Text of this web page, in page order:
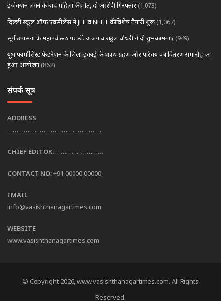
इंजेक्शन लगने के बाद महिला की मौत, दो आरोपी गिरफ्तार (1,073)
दिल्ली स्कूल ऑफ एक्सीलेंस में JEE व NEET की विशेष तैयारी शुरू (1,067)
सूर्य उपासना के महापर्व छठ पर डॉ. अजय व राहुल चौधरी ने दी शुभकामनाएं (949)
यूथ फार्मासिस्ट फेडरेशन के जिला इकाई के शपथ ग्रहण और परिचय पत्र वितरण समारोह का
हुआ आयोजन (862)
संपर्क सूत्र
ADDRESS
…………………………………………….
CHIEF EDITOR: ………….. …………
CONTACT NO:+91 00000 00000
EMAIL
info@vasishthanagartimes.com
WEBSITE
www.vasishthanagartimes.com
© Copyright 2026, www.vasishthanagartimes.com. All Rights
Reserved.